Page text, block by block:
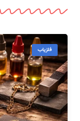
فلزیاب